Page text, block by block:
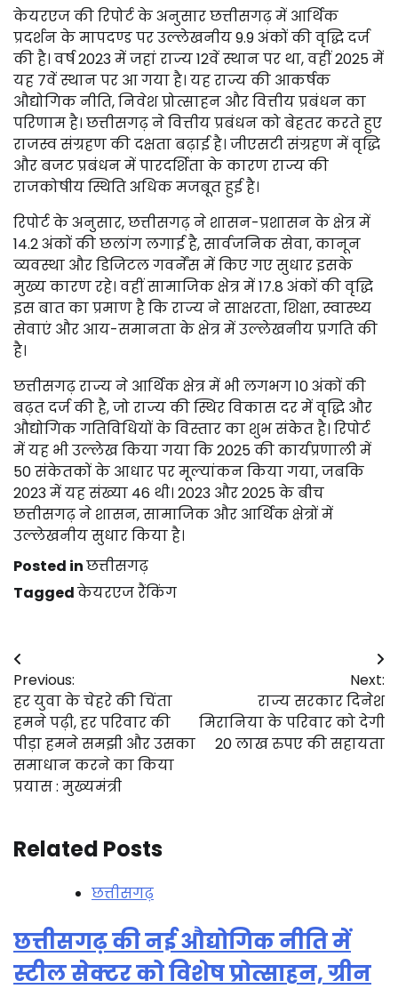
केयरएज की रिपोर्ट के अनुसार छत्तीसगढ़ में आर्थिक
प्रदर्शन के मापदण्ड पर उल्लेखनीय 9.9 अंकों की वृद्धि दर्ज
की है। वर्ष 2023 में जहां राज्य 12वें स्थान पर था, वहीं 2025 में
यह 7वें स्थान पर आ गया है। यह राज्य की आकर्षक
औद्योगिक नीति, निवेश प्रोत्साहन और वित्तीय प्रबंधन का
परिणाम है। छत्तीसगढ़ ने वित्तीय प्रबंधन को बेहतर करते हुए
राजस्व संग्रहण की दक्षता बढ़ाई है। जीएसटी संग्रहण में वृद्धि
और बजट प्रबंधन में पारदर्शिता के कारण राज्य की
राजकोषीय स्थिति अधिक मजबूत हुई है।
रिपोर्ट के अनुसार, छत्तीसगढ़ ने शासन-प्रशासन के क्षेत्र में
14.2 अंकों की छलांग लगाई है, सार्वजनिक सेवा, कानून
व्यवस्था और डिजिटल गवर्नेंस में किए गए सुधार इसके
मुख्य कारण रहे। वहीं सामाजिक क्षेत्र में 17.8 अंकों की वृद्धि
इस बात का प्रमाण है कि राज्य ने साक्षरता, शिक्षा, स्वास्थ्य
सेवाएं और आय-समानता के क्षेत्र में उल्लेखनीय प्रगति की
है।
छत्तीसगढ़ राज्य ने आर्थिक क्षेत्र में भी लगभग 10 अंकों की
बढ़त दर्ज की है, जो राज्य की स्थिर विकास दर में वृद्धि और
औद्योगिक गतिविधियों के विस्तार का शुभ संकेत है। रिपोर्ट
में यह भी उल्लेख किया गया कि 2025 की कार्यप्रणाली में
50 संकेतकों के आधार पर मूल्यांकन किया गया, जबकि
2023 में यह संख्या 46 थी। 2023 और 2025 के बीच
छत्तीसगढ़ ने शासन, सामाजिक और आर्थिक क्षेत्रों में
उल्लेखनीय सुधार किया है।
Posted inछत्तीसगढ़
Taggedकेयरएज रैंकिंग
Post
navigation
Previous:
हर युवा के चेहरे की चिंता
हमने पढ़ी, हर परिवार की
पीड़ा हमने समझी और उसका
समाधान करने का किया
प्रयास : मुख्यमंत्री
Next:
राज्य सरकार दिनेश
मिरानिया के परिवार को देगी
20 लाख रुपए की सहायता
Related Posts
छत्तीसगढ़
छत्तीसगढ़ की नई औद्योगिक नीति में
स्टील सेक्टर को विशेष प्रोत्साहन, ग्रीन